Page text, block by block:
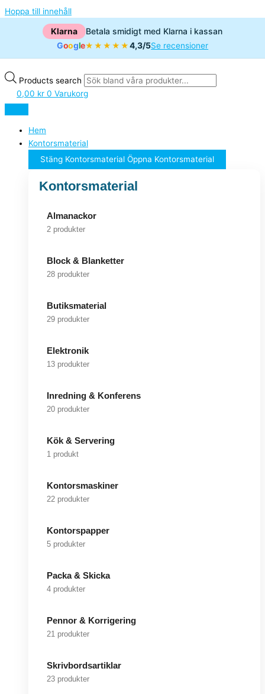
Hoppa till innehåll
Klarna
Betala smidigt med Klarna i kassan
Google★★★★★4,3/5Se recensioner
Products search
0,00 kr 0 Varukorg
Hem
Kontorsmaterial
Stäng Kontorsmaterial Öppna Kontorsmaterial
Kontorsmaterial
Almanackor
2 produkter
Block & Blanketter
28 produkter
Butiksmaterial
29 produkter
Elektronik
13 produkter
Inredning & Konferens
20 produkter
Kök & Servering
1 produkt
Kontorsmaskiner
22 produkter
Kontorspapper
5 produkter
Packa & Skicka
4 produkter
Pennor & Korrigering
21 produkter
Skrivbordsartiklar
23 produkter